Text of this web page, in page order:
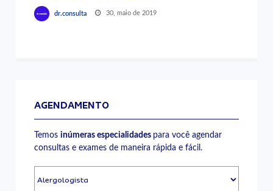
dr.consulta 30, maio de 2019
AGENDAMENTO
Temosinúmeras especialidades para você agendar
consultas e exames de maneira rápida e fácil.